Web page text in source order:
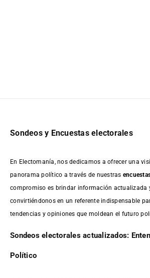
Sondeos y Encuestas electorales
En Electomanía, nos dedicamos a ofrecer una
panorama político a través de nuestras
compromiso es brindar información actualizada
convirtiéndonos en un referente indispensable
tendencias y opiniones que moldean el futuro
Sondeos electorales actualizados:
Político